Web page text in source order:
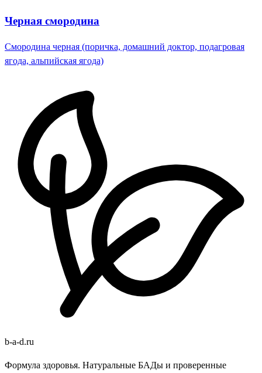
Черная смородина
Смородина черная (поричка, домашний доктор, подагровая
ягода, альпийская ягода)
b-a-d.ru
Формула здоровья. Натуральные БАДы и проверенные